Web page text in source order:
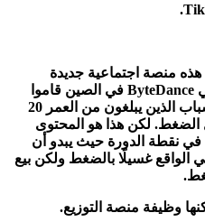
هذه منصة اجتماعية جديدة
ظهرت. أشك كثيرًا في أن مهندسي ByteDance في الصين قاموا
ببناء منصة بقصد مجموعة من الشباب الذين يبلغون من العمر 20
الضغط. لكن هذا هو المحتوى
في نقطة الدورة حيث يبدو أن
غسيلًا بالضغط ولكن بيع
وظيفة منصة التوزيع.